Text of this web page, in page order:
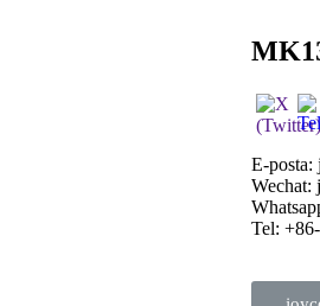
E-posta:
Wechat:
Tel: